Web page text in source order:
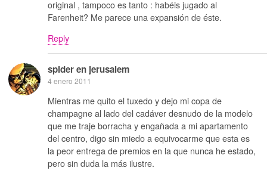
original , tampoco es tanto : habéis jugado al
Farenheit? Me parece una expansión de éste.
Reply
spider en jerusalem
4 enero 2011
Mientras me quito el tuxedo y dejo mi copa de
champagne al lado del cadáver desnudo de la modelo
que me traje borracha y engañada a mi apartamento
del centro, digo sin miedo a equivocarme que esta es
la peor entrega de premios en la que nunca he estado,
pero sin duda la más ilustre.